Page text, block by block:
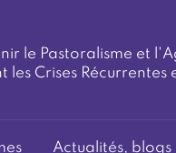
le Pastoralisme et
les Crises Récurrentes
Actualités, blogs